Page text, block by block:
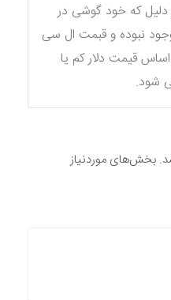
دلیل که خود گوشی در
نبوده و قبمت ال سی
قیمت دلار کم یا
شود.
بخش‌های موردنیاز